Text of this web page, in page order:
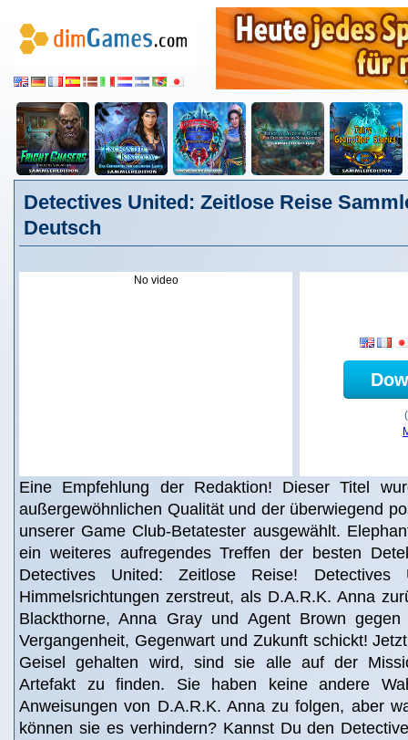
Detectives United: Zeitlose Reise
Deutsch
No video
Eine Empfehlung der Redaktion! Dieser Titel
außergewöhnlichen Qualität und der überwiegend
unserer Game Club-Betatester ausgewählt.
ein weiteres aufregendes Treffen der besten
Detectives United: Zeitlose Reise!
Himmelsrichtungen zerstreut, als D.A.R.K. Anna
Blackthorne, Anna Gray und Agent Brown
Vergangenheit, Gegenwart und Zukunft schickt!
Geisel gehalten wird, sind sie alle auf der
Artefakt zu finden. Sie haben keine andere
Anweisungen von D.A.R.K. Anna zu folgen, aber
können sie es verhindern? Kannst Du den